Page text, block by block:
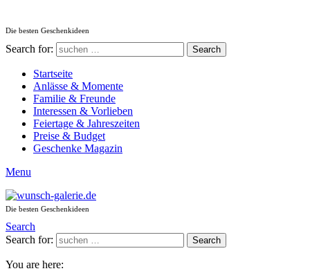
Die besten Geschenkideen
Search for: Search
Startseite
Anlässe & Momente
Familie & Freunde
Interessen & Vorlieben
Feiertage & Jahreszeiten
Preise & Budget
Geschenke Magazin
Menu
Die besten Geschenkideen
Search
Search for:
Search
You are here: